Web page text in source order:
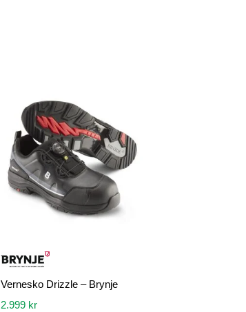
Vernesko Drizzle – Brynje
2.999 kr